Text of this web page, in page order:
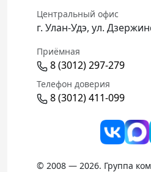
Центральный офис
г. Улан-Удэ, ул.
Приёмная
8 (3012) 297-279
Телефон доверия
8 (3012) 411-099
© 2008 — 2026. Группа